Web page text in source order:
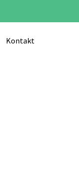
Kontakt